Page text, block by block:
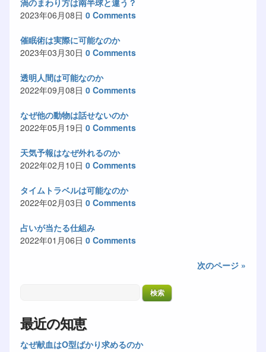
2023年06月08日 0 Comments
催眠術は実際に可能なのか
2023年03月30日 0 Comments
透明人間は可能なのか
2022年09月08日 0 Comments
なぜ他の動物は話せないのか
2022年05月19日 0 Comments
天気予報はなぜ外れるのか
2022年02月10日 0 Comments
タイムトラベルは可能なのか
2022年02月03日 0 Comments
占いが当たる仕組み
2022年01月06日 0 Comments
次のページ »
最近の知恵
なぜ献血はO型ばかり求めるのか